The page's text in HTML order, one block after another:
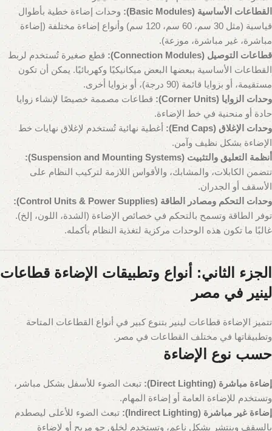
القطاعات الأساسية (Basic Modules):
وحدات إضاءة خطية بأطوال
قياسية (مثل 30 سم، 60 سم، 120 سم) وأنواع إضاءة مختلفة (إضاءة
مباشرة، غير مباشرة، موزعة).
قطاعات التوصيل (Connection Modules):
قطع صغيرة تُستخدم لربط
القطاعات الأساسية ببعضها البعض ميكانيكيًا وكهربائيًا. يمكن أن تكون
مستقيمة، أو بزوايا قائمة (90 درجة)، أو بزوايا أخرى.
وحدات الزوايا (Corner Units):
قطاعات مصممة خصيصًا لإنشاء زوايا
حادة أو منحنية في خط الإضاءة.
وحدات الإغلاق (End Caps):
أغطية نهائية تُستخدم لإغلاق نهايات خط
الإضاءة بشكل نظيف وآمن.
أنظمة التعليق والتثبيت (Suspension and Mounting Systems):
تتضمن الكابلات، والمشابك، والأقواس اللازمة لتركيب النظام على
الأسقف أو الجدران.
وحدات التحكم ومصادر الطاقة (Control Units & Power Supplies):
توفر الطاقة وتسمح بالتحكم في خصائص الإضاءة (الشدة، اللون، إلخ).
غالبًا ما تكون هذه الوحدات مركزية لتغذية النظام بأكمله.
الجزء الثاني: أنواع وتطبيقات الإضاءة قطاعات
لينير في مصر
تتميز الإضاءة قطاعات لينير بتنوع كبير في أنواع القطاعات المتاحة
وتطبيقاتها في مختلف القطاعات في مصر.
حسب نوع الإضاءة
إضاءة مباشرة (Direct Lighting):
تبعث الضوء للأسفل بشكل مباشر،
وتستخدم للإضاءة العامة أو إضاءة المهام.
إضاءة غير مباشرة (Indirect Lighting):
تبعث الضوء للأعلى ليصطدم
بالسقف وينتشر بشكل ناعم، وتستخدم لخلق جو مريح أو لإضاءة